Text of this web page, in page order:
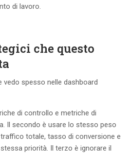
di lavoro.
che questo
spesso nelle dashboard
di controllo e metriche di
Il secondo è usare lo stesso peso
totale, tasso di conversione e
priorità. Il terzo è ignorare il